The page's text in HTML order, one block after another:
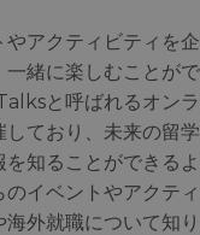
アクティビティを企
緒に楽しむことがで
と呼ばれるオンラ
ており、未来の留学
知ることができるよ
イベントやアクティ
外就職について知り